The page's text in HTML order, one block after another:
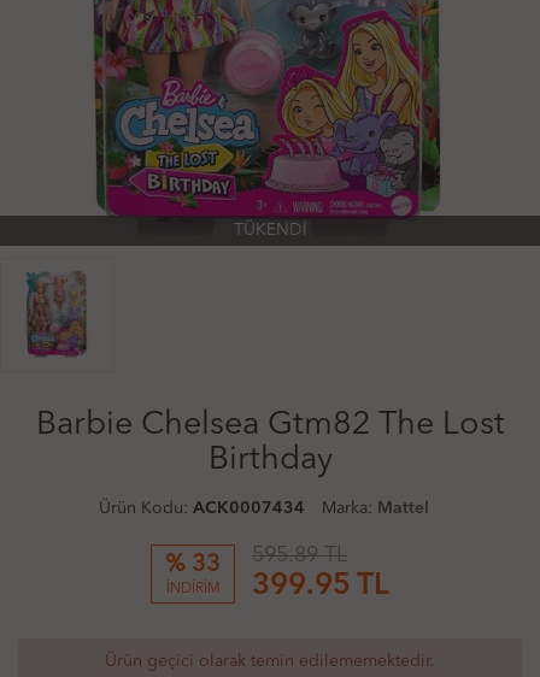
TÜKENDİ
Barbie Chelsea Gtm82 The Lost
Birthday
Ürün Kodu: ACK0007434 Marka: Mattel
% 33
İNDİRİM
595.89 TL
399.95 TL
Ürün geçici olarak temin edilememektedir.